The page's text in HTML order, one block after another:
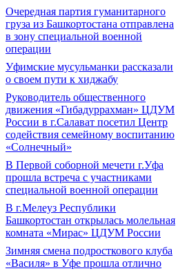
Очередная партия гуманитарного
груза из Башкортостана отправлена
в зону специальной военной
операции
Уфимские мусульманки рассказали
о своем пути к хиджабу
Руководитель общественного
движения «Гибадуррахман» ЦДУМ
России в г.Салават посетил Центр
содействия семейному воспитанию
«Солнечный»
В Первой соборной мечети г.Уфа
прошла встреча с участниками
специальной военной операции
В г.Мелеуз Республики
Башкортостан открылась молельная
комната «Мирас» ЦДУМ России
Зимняя смена подросткового клуба
«Василя» в Уфе прошла отлично